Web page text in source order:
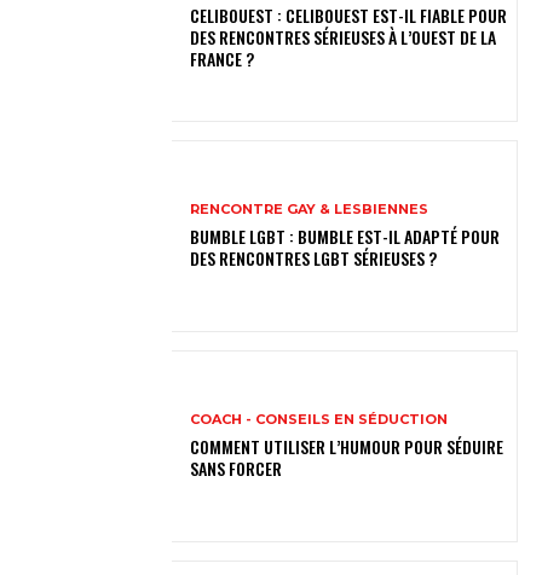
CELIBOUEST : CELIBOUEST EST-IL FIABLE POUR
DES RENCONTRES SÉRIEUSES À L’OUEST DE LA
FRANCE ?
RENCONTRE GAY & LESBIENNES
BUMBLE LGBT : BUMBLE EST-IL ADAPTÉ POUR
DES RENCONTRES LGBT SÉRIEUSES ?
COACH - CONSEILS EN SÉDUCTION
COMMENT UTILISER L’HUMOUR POUR SÉDUIRE
SANS FORCER